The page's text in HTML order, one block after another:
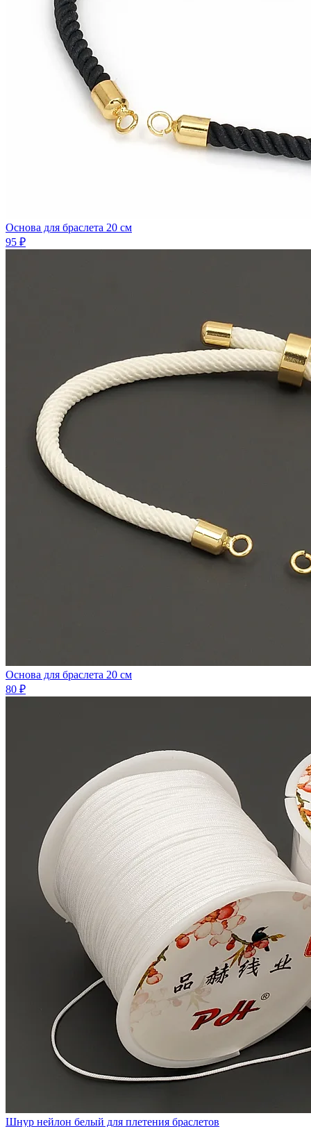
Основа для браслета 20 см
95 ₽
Основа для браслета 20 см
80 ₽
Шнур нейлон белый для плетения браслетов